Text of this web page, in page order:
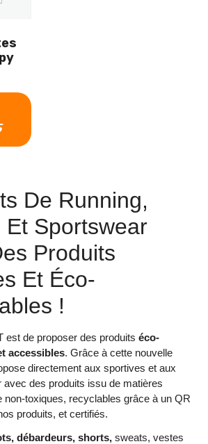
De Running,
Et Sportswear
Produits
Et Éco-
!
est de proposer des produits éco-
accessibles. Grâce à cette nouvelle
directement aux sportives et aux
avec des produits issu de matières
non-toxiques, recyclables grâce à un QR
produits, et certifiés.
débardeurs, shorts, sweats, vestes